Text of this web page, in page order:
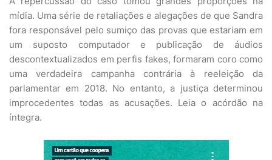
mídia. Uma série de retaliações e alegações de que Sandra
fora responsável pelo sumiço das provas que estariam em
um suposto computador e publicação de áudios
descontextualizados em perfis fakes, formaram coro como
uma verdadeira campanha contrária à reeleição da
parlamentar em 2018. No entanto, a justiça determinou
improcedentes todas as acusações. Leia o acórdão na
íntegra.